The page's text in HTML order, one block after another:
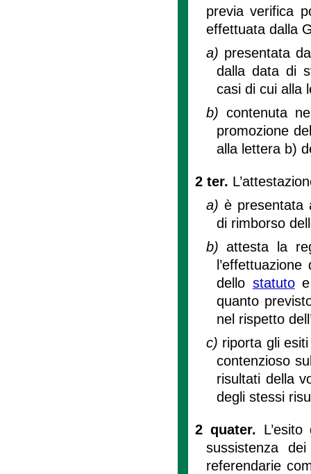
previa verifica
effettuata dalla
a) presentata
dalla data di
casi di cui alla
b) contenuta
promozione
alla lettera b)
2 ter.
a) è presentata
di rimborso
b)attesta la
dello statutoe
quanto
nel rispetto
c) riporta gli
contenzioso
risultati della
degli stessi
2 quater.
sussistenza
referendarie